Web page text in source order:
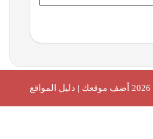
أضف موقعك | دليل المواقع